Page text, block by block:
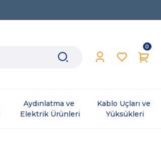
0
Aydınlatma ve
Elektrik Ürünleri
Kablo Uçları ve
Yüksükleri